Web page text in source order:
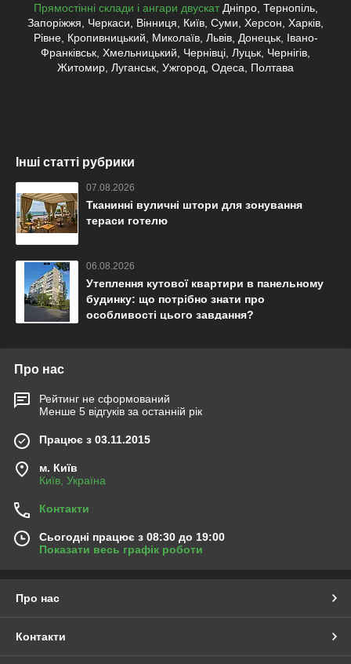
Прямостінні склади і ангари двускатДніпро, Тернопіль,
Запоріжжя, Черкаси, Вінниця, Київ, Суми, Херсон, Харків,
Рівне, Кропивницький, Миколаїв, Львів, Донецьк, Івано-
Франківськ, Хмельницький, Чернівці, Луцьк, Чернігів,
Житомир, Луганськ, Ужгород, Одеса, Полтава
Інші статті рубрики
07.08.2026
Тканинні вуличні штори для зонування
тераси готелю
06.08.2026
Утеплення кутової квартири в панельному
будинку: що потрібно знати про
особливості цього завдання?
Про нас
Рейтинг не сформований
Менше 5 відгуків за останній рік
Працює з 03.11.2015
м. Київ
Київ, Україна
Контакти
Сьогодні працює з 08:30 до 19:00
Показати весь графік роботи
Про нас
Контакти